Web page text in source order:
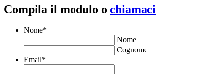
Compila il modulo o chiamaci
Nome*
Nome
Cognome
Email*